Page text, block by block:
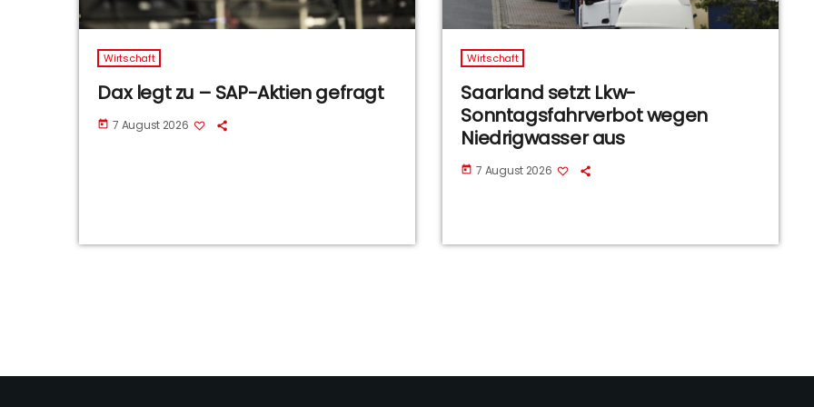
Wirtschaft
Dax legt zu – SAP-Aktien gefragt
today 7 August 2026
Wirtschaft
Saarland setzt Lkw-
Sonntagsfahrverbot wegen
Niedrigwasser aus
today 7 August 2026